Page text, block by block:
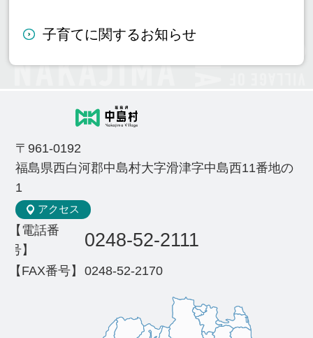
子育てに関するお知らせ
〒961-0192
福島県西白河郡中島村大字滑津字中島西11番地の
1
アクセス
【電話番
号】
0248-52-2111
【FAX番号】 0248-52-2170